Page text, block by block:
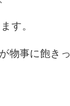
す。
物事に飽きっ